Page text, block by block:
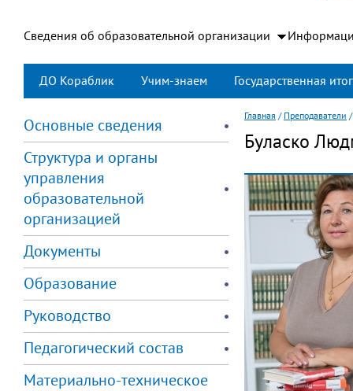
Сведения об образовательной организации
ДО Кораблик Учим-знаем Государственная
Основные сведения
Структура и органы
управления
образовательной
организацией
Документы
Образование
Руководство
Педагогический состав
Материально-техническое
Главная / Преподаватели
Буласко